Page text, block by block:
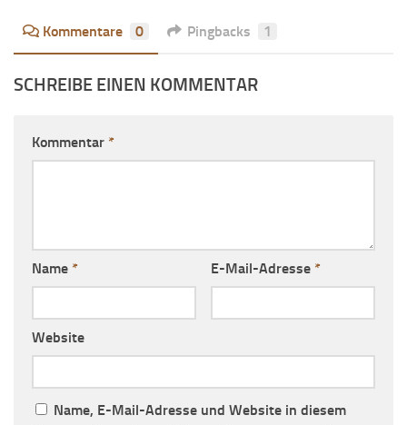
Kommentare 0 Pingbacks 1
SCHREIBE EINEN KOMMENTAR
Kommentar *
Name * E-Mail-Adresse *
Website
Name, E-Mail-Adresse und Website in diesem